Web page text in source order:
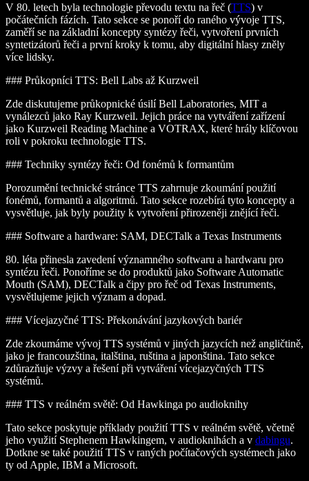
V 80. letech byla technologie převodu textu na řeč (TTS) v
počátečních fázích. Tato sekce se ponoří do raného vývoje TTS,
zaměří se na základní koncepty syntézy řeči, vytvoření prvních
syntetizátorů řeči a první kroky k tomu, aby digitální hlasy zněly
více lidsky.
### Průkopníci TTS: Bell Labs až Kurzweil
Zde diskutujeme průkopnické úsilí Bell Laboratories, MIT a
vynálezců jako Ray Kurzweil. Jejich práce na vytváření zařízení
jako Kurzweil Reading Machine a VOTRAX, které hrály klíčovou
roli v pokroku technologie TTS.
### Techniky syntézy řeči: Od fonémů k formantům
Porozumění technické stránce TTS zahrnuje zkoumání použití
fonémů, formantů a algoritmů. Tato sekce rozebírá tyto koncepty a
vysvětluje, jak byly použity k vytvoření přirozeněji znějící řeči.
### Software a hardware: SAM, DECTalk a Texas Instruments
80. léta přinesla zavedení významného softwaru a hardwaru pro
syntézu řeči. Ponoříme se do produktů jako Software Automatic
Mouth (SAM), DECTalk a čipy pro řeč od Texas Instruments,
vysvětlujeme jejich význam a dopad.
### Vícejazyčné TTS: Překonávání jazykových bariér
Zde zkoumáme vývoj TTS systémů v jiných jazycích než angličtině,
jako je francouzština, italština, ruština a japonština. Tato sekce
zdůrazňuje výzvy a řešení při vytváření vícejazyčných TTS
systémů.
### TTS v reálném světě: Od Hawkinga po audioknihy
Tato sekce poskytuje příklady použití TTS v reálném světě, včetně
jeho využití Stephenem Hawkingem, v audioknihách a v dabingu.
Dotkne se také použití TTS v raných počítačových systémech jako
ty od Apple, IBM a Microsoft.